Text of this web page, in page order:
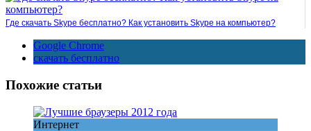
Где скачать Skype бесплатно? Как установить Skype на компьютер?
Google Chrome
скачать бесплатно
Похожие статьи
Интернет